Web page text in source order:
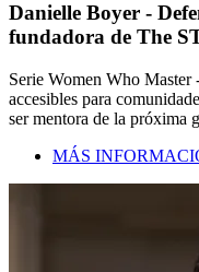
Danielle Boyer -
fundadora de The
Serie Women Who
accesibles para
ser mentora de la próxima
MÁS